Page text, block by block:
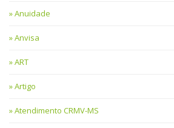
Anuidade
Anvisa
ART
Artigo
Atendimento CRMV-MS